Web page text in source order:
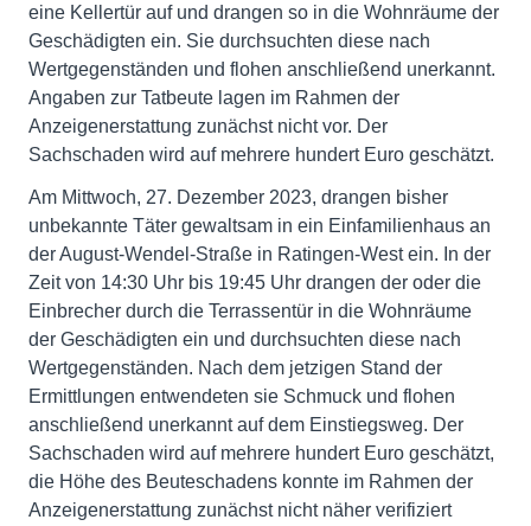
eine Kellertür auf und drangen so in die Wohnräume der
Geschädigten ein. Sie durchsuchten diese nach
Wertgegenständen und flohen anschließend unerkannt.
Angaben zur Tatbeute lagen im Rahmen der
Anzeigenerstattung zunächst nicht vor. Der
Sachschaden wird auf mehrere hundert Euro geschätzt.
Am Mittwoch, 27. Dezember 2023, drangen bisher
unbekannte Täter gewaltsam in ein Einfamilienhaus an
der August-Wendel-Straße in Ratingen-West ein. In der
Zeit von 14:30 Uhr bis 19:45 Uhr drangen der oder die
Einbrecher durch die Terrassentür in die Wohnräume
der Geschädigten ein und durchsuchten diese nach
Wertgegenständen. Nach dem jetzigen Stand der
Ermittlungen entwendeten sie Schmuck und flohen
anschließend unerkannt auf dem Einstiegsweg. Der
Sachschaden wird auf mehrere hundert Euro geschätzt,
die Höhe des Beuteschadens konnte im Rahmen der
Anzeigenerstattung zunächst nicht näher verifiziert